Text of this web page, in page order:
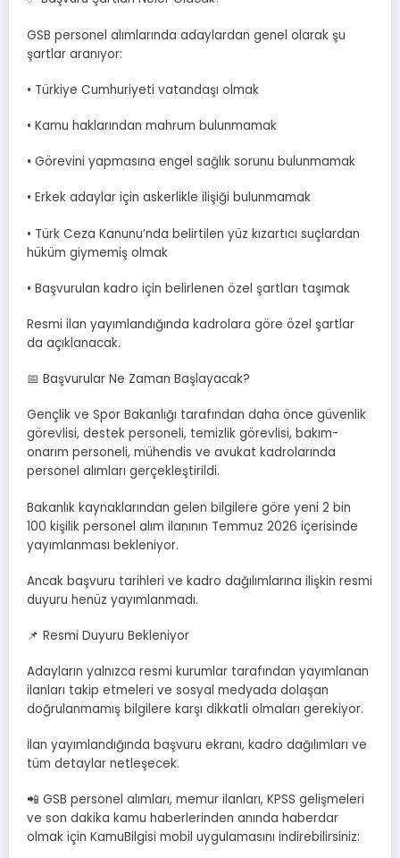
GSB personel alımlarında adaylardan genel olarak şu
şartlar aranıyor:
• Türkiye Cumhuriyeti vatandaşı olmak
• Kamu haklarından mahrum bulunmamak
• Görevini yapmasına engel sağlık sorunu bulunmamak
• Erkek adaylar için askerlikle ilişiği bulunmamak
• Türk Ceza Kanunu’nda belirtilen yüz kızartıcı suçlardan
hüküm giymemiş olmak
• Başvurulan kadro için belirlenen özel şartları taşımak
Resmi ilan yayımlandığında kadrolara göre özel şartlar
da açıklanacak.
📅 Başvurular Ne Zaman Başlayacak?
Gençlik ve Spor Bakanlığı tarafından daha önce güvenlik
görevlisi, destek personeli, temizlik görevlisi, bakım-
onarım personeli, mühendis ve avukat kadrolarında
personel alımları gerçekleştirildi.
Bakanlık kaynaklarından gelen bilgilere göre yeni 2 bin
100 kişilik personel alım ilanının Temmuz 2026 içerisinde
yayımlanması bekleniyor.
Ancak başvuru tarihleri ve kadro dağılımlarına ilişkin resmi
duyuru henüz yayımlanmadı.
📌 Resmi Duyuru Bekleniyor
Adayların yalnızca resmi kurumlar tarafından yayımlanan
ilanları takip etmeleri ve sosyal medyada dolaşan
doğrulanmamış bilgilere karşı dikkatli olmaları gerekiyor.
İlan yayımlandığında başvuru ekranı, kadro dağılımları ve
tüm detaylar netleşecek.
📲 GSB personel alımları, memur ilanları, KPSS gelişmeleri
ve son dakika kamu haberlerinden anında haberdar
olmak için KamuBilgisi mobil uygulamasını indirebilirsiniz: